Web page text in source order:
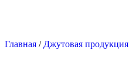
Главная / Джутовая продукция